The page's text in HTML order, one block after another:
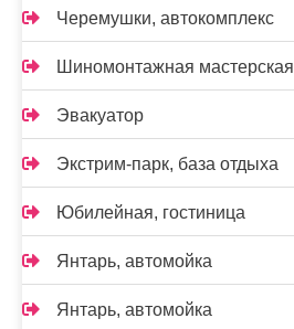
Черемушки, автокомплекс
Шиномонтажная мастерская
Эвакуатор
Экстрим-парк, база отдыха
Юбилейная, гостиница
Янтарь, автомойка
Янтарь, автомойка